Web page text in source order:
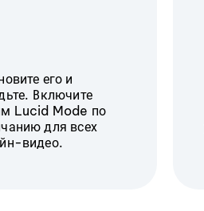
его и
Включите
Lucid Mode по
для всех
видео.